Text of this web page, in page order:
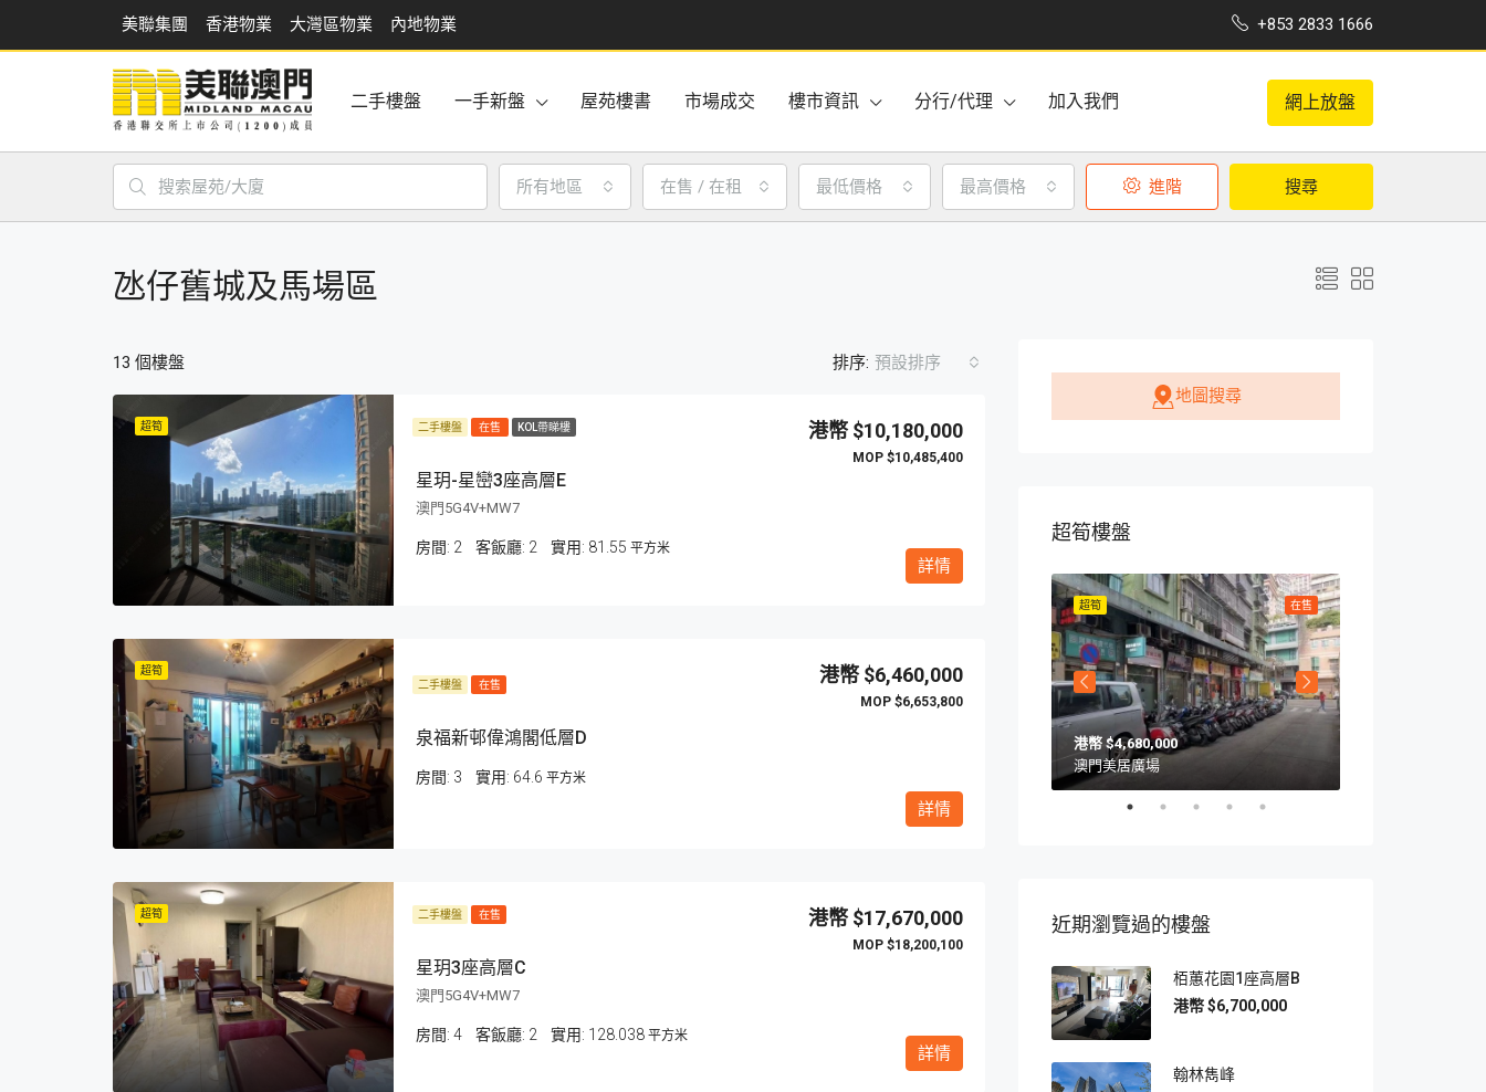
美聯集團 香港物業 大灣區物業 內地物業 +853 2833 1666
二手樓盤 一手新盤 屋苑樓書 市場成交 樓市資訊 分行/代理 加入我們 網上放盤
所有地區 在售 / 在租 最低價格 最高價格 進階 搜尋
氹仔舊城及馬場區
13 個樓盤 排序: 預設排序
超筍 二手樓盤 在售 KOL帶睇樓
星玥-星巒3座高層E
$10,180,000
$10,485,400
澳門5G4V+MW7
房間: 2 客飯廳: 2 81.55 平方米
詳情
超筍
二手樓盤
在售
泉福新邨偉鴻閣低層D
$6,460,000
$6,653,800
房間: 3 64.6 平方米
詳情
超筍 二手樓盤 在售
星玥3座高層C
$17,670,000
$18,200,100
澳門5G4V+MW7
房間: 4 客飯廳: 2 128.038 平方米
詳情
地圖搜尋
超筍樓盤
在售
超筍
$4,680,000
澳門美居廣場
近期瀏覽過的樓盤
栢蕙花園1座高層B
$6,700,000
翰林雋峰